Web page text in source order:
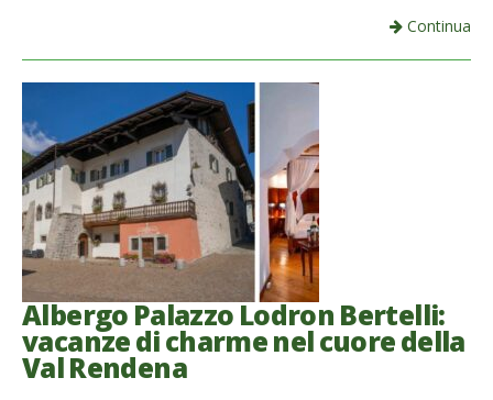
Continua
Albergo Palazzo Lodron Bertelli:
vacanze di charme nel cuore della
Val Rendena